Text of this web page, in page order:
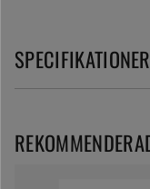
SPECIFIKATIONER